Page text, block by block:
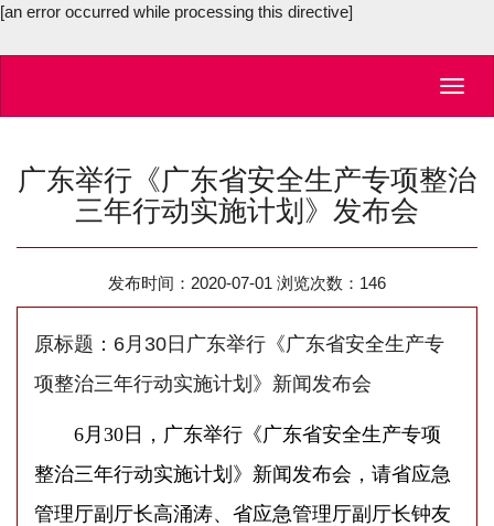
[an error occurred while processing this directive]
广东举行《广东省安全生产专项整治
三年行动实施计划》发布会
发布时间：2020-07-01 浏览次数： 146
原标题：6月30日广东举行《广东省安全生产专
项整治三年行动实施计划》新闻发布会
6月30日，广东举行《广东省安全生产专项
整治三年行动实施计划》新闻发布会，请省应急
管理厅副厅长高涌涛、省应急管理厅副厅长钟友